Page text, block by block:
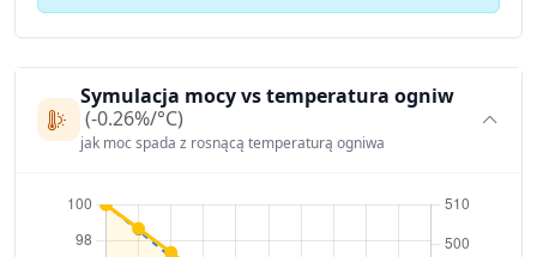
Symulacja mocy vs temperatura ogniw
(-0.26%/°C)
jak moc spada z rosnącą temperaturą ogniwa